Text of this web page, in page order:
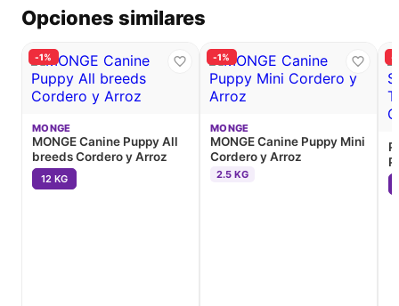
Opciones similares
-1%
MONGE
MONGE Canine Puppy All
breeds Cordero y Arroz
12 KG
-1%
MONGE
MONGE Canine Puppy Mini
Cordero y Arroz
2.5 KG
-